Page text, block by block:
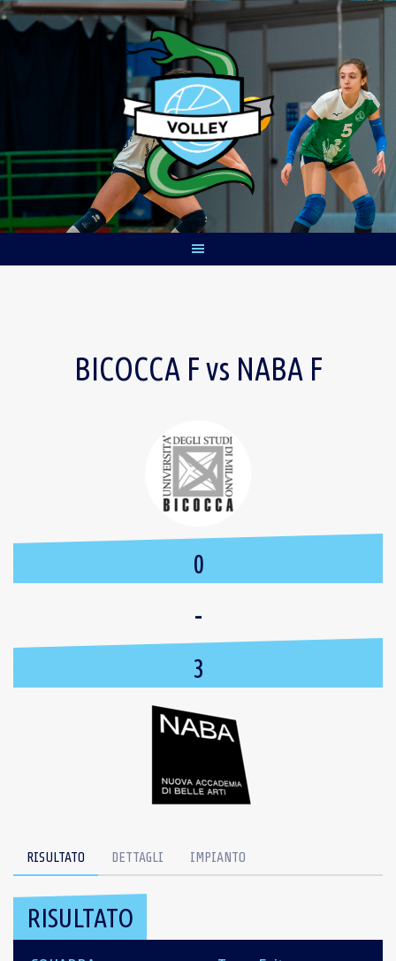
Skip
BICOCCA F vs NABA F
0
-
3
RISULTATO DETTAGLI IMPIANTO
RISULTATO